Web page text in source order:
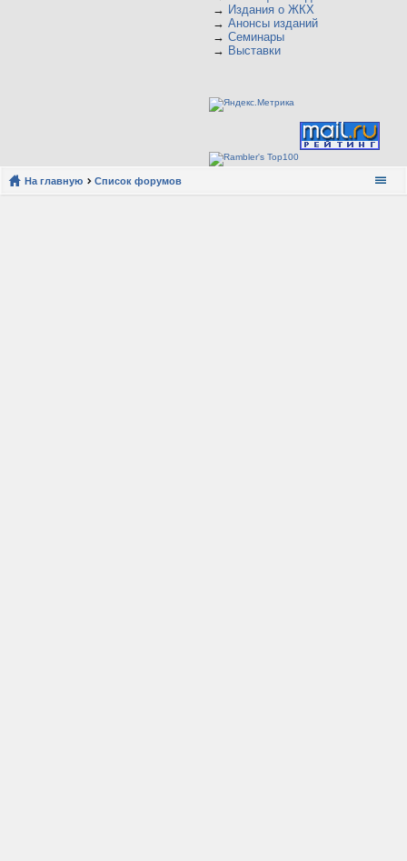
→ Издания о ЖКХ
→ Анонсы изданий
→ Семинары
→ Выставки
На главную Список форумов